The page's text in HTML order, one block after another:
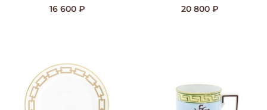
16 600 ₽
20 800 ₽